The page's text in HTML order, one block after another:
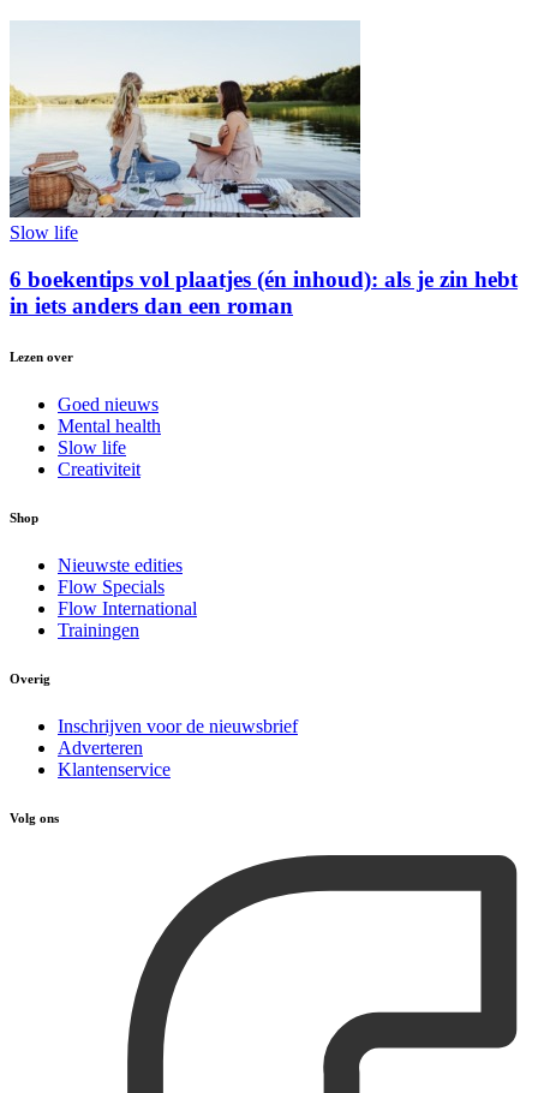
Slow life
6 boekentips vol plaatjes (én inhoud): als je zin hebt
in iets anders dan een roman
Lezen over
Goed nieuws
Mental health
Slow life
Creativiteit
Shop
Nieuwste edities
Flow Specials
Flow International
Trainingen
Overig
Inschrijven voor de nieuwsbrief
Adverteren
Klantenservice
Volg ons